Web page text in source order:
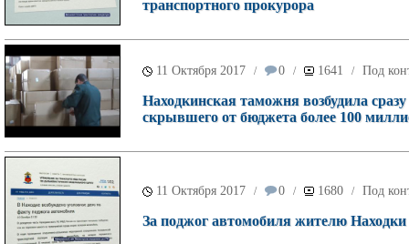
транспортного прокурора
11 Октября 2017 / 0 / 1641 / Под
Находкинская таможня возбудила
скрывшего от бюджета более 100
11 Октября 2017 / 0 / 1680 / Под
За поджог автомобиля жителю Находки